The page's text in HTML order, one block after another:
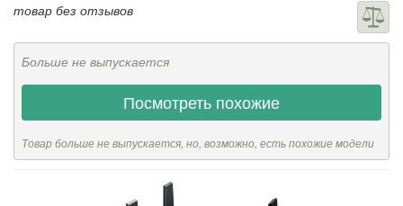
товар без отзывов
Больше не выпускается
Посмотреть похожие
Товар больше не выпускается, но, возможно, есть похожие модели